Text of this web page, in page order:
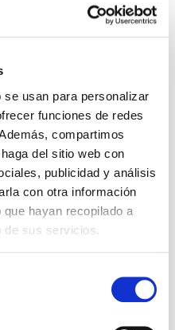
usan para personalizar
funciones de redes
compartimos
del sitio web con
publicidad y análisis
con otra información
hayan recopilado a
de sus servicios.
de contenedores los
por nuestros
puede optar por
instalaciones toda la
desea destruir.
proceso que seguimos